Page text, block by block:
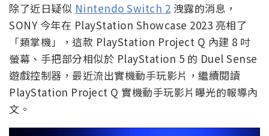
除了近日疑似 Nintendo Switch 2 洩露的消息，
SONY 今年在 PlayStation Showcase 2023 亮相了
「類掌機」，這款 PlayStation Project Q 內建 8 吋
螢幕、手把部分相似於 PlayStation 5 的 Duel Sense
遊戲控制器，最近流出實機動手玩影片，繼續閱讀
PlayStation Project Q 實機動手玩影片曝光的報導內
文。